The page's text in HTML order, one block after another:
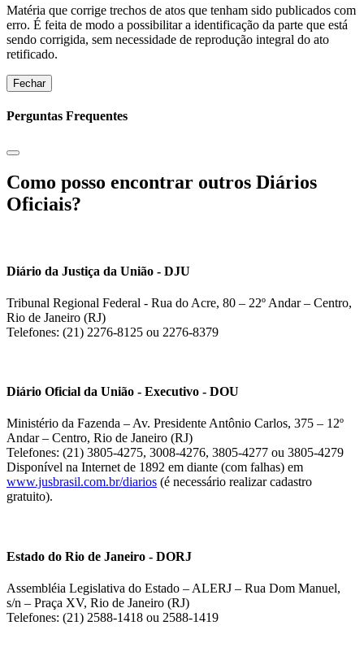
Matéria que corrige trechos de atos que tenham sido publicados com
erro. É feita de modo a possibilitar a identificação da parte que está
sendo corrigida, sem necessidade de reprodução integral do ato
retificado.
Fechar
Perguntas Frequentes
Como posso encontrar outros Diários
Oficiais?
Diário da Justiça da União - DJU
Tribunal Regional Federal - Rua do Acre, 80 – 22º Andar – Centro,
Rio de Janeiro (RJ)
Telefones: (21) 2276-8125 ou 2276-8379
Diário Oficial da União - Executivo - DOU
Ministério da Fazenda – Av. Presidente Antônio Carlos, 375 – 12º
Andar – Centro, Rio de Janeiro (RJ)
Telefones: (21) 3805-4275, 3008-4276, 3805-4277 ou 3805-4279
Disponível na Internet de 1892 em diante (com falhas) em
www.jusbrasil.com.br/diarios (é necessário realizar cadastro
gratuito).
Estado do Rio de Janeiro - DORJ
Assembléia Legislativa do Estado – ALERJ – Rua Dom Manuel,
s/n – Praça XV, Rio de Janeiro (RJ)
Telefones: (21) 2588-1418 ou 2588-1419